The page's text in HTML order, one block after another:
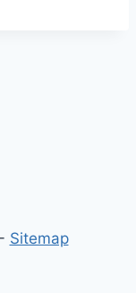
Sitemap